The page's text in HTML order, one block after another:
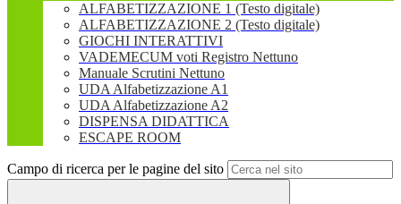
ALFABETIZZAZIONE 1 (Testo digitale)
ALFABETIZZAZIONE 2 (Testo digitale)
GIOCHI INTERATTIVI
VADEMECUM voti Registro Nettuno
Manuale Scrutini Nettuno
UDA Alfabetizzazione A1
UDA Alfabetizzazione A2
DISPENSA DIDATTICA
ESCAPE ROOM
Campo di ricerca per le pagine del sito